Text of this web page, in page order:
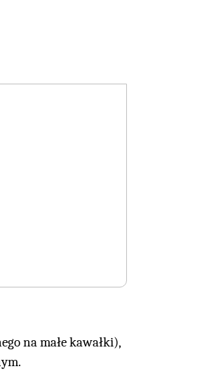
na małe kawałki),